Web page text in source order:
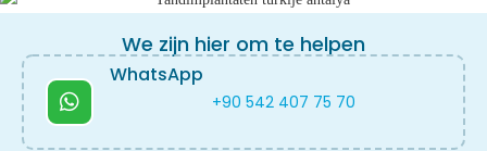
We zijn hier om te helpen
WhatsApp
+90 542 407 75 70